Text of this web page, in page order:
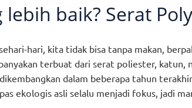
lebih baik? Serat
hari, kita tidak bisa tanpa makan,
terbuat dari serat poliester, katun,
dalam beberapa tahun
ekologis asli selalu menjadi fokus, jadi